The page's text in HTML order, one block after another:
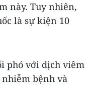
này. Tuy nhiên,
là sự kiện 10
phó với dịch viêm
nhiễm bệnh và